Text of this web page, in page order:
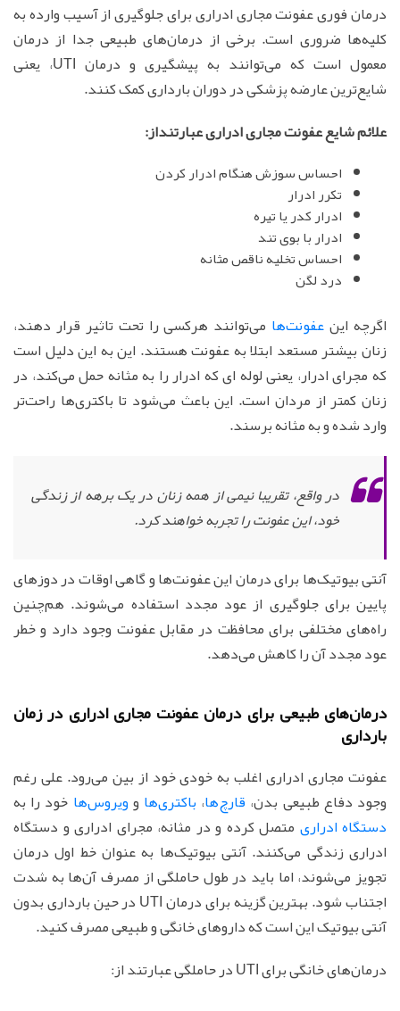
درمان فوری عفونت مجاری ادراری برای جلوگیری از آسیب وارده به
کلیه‌ها ضروری است. برخی از درمان‌های طبیعی جدا از درمان
معمول است که می‌توانند به پیشگیری و درمان UTI، یعنی
شایع‌ترین عارضه پزشکی در دوران بارداری کمک کنند.
علائم شایع عفونت مجاری ادراری عبارتنداز:
احساس سوزش هنگام ادرار کردن
تکرر ادرار
ادرار کدر یا تیره
ادرار با بوی تند
احساس تخلیه ناقص مثانه
درد لگن
اگرچه اینعفونت‌ها می‌توانند هرکسی را تحت تاثیر قرار دهند،
زنان بیشتر مستعد ابتلا به عفونت هستند. این به این دلیل است
که مجرای ادرار، یعنی لوله ای که ادرار را به مثانه حمل می‌کند، در
زنان کمتر از مردان است. این باعث می‌شود تا باکتری‌ها راحت‌تر
وارد شده و به مثانه برسند.
در واقع، تقریبا نیمی از همه زنان در یک برهه از زندگی
خود، این عفونت را تجربه خواهند کرد.
آنتی بیوتیک‌ها برای درمان این عفونت‌ها و گاهی اوقات در دوزهای
پایین برای جلوگیری از عود مجدد استفاده می‌شوند. هم‌چنین
راه‌های مختلفی برای محافظت در مقابل عفونت وجود دارد و خطر
عود مجدد آن را کاهش می‌دهد.
درمان‌های طبیعی برای درمان عفونت مجاری ادراری در زمان
بارداری
عفونت مجاری ادراری اغلب به خودی خود از بین می‌رود. علی رغم
وجود دفاع طبیعی بدن، قارچ‌ها،باکتری‌ها وویروس‌ها خود را به
دستگاه ادراری متصل کرده و در مثانه، مجرای ادراری و دستگاه
ادراری زندگی می‌کنند. آنتی بیوتیک‌ها به عنوان خط اول درمان
تجویز می‌شوند، اما باید در طول حاملگی از مصرف آن‌ها به شدت
اجتناب شود. بهترین گزینه برای درمان UTI در حین بارداری بدون
آنتی بیوتیک این است که داروهای خانگی و طبیعی مصرف کنید.
درمان‌های خانگی برای UTI در حاملگی عبارتند از: